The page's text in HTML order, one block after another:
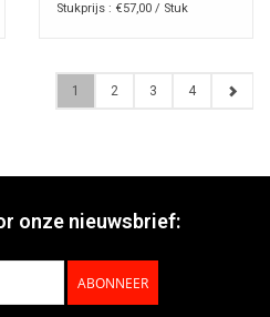
Stukprijs : €57,00 / Stuk
1 2 3 4
onze nieuwsbrief:
ABONNEER